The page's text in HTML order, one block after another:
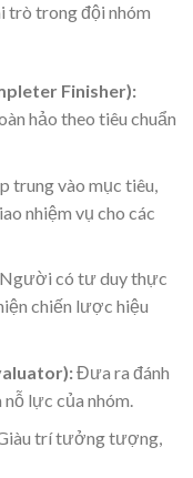
trò trong đội nhóm
Finisher):
hảo theo tiêu chuẩn
trung vào mục tiêu,
nhiệm vụ cho các
có tư duy thực
chiến lược hiệu
Đưa ra đánh
lực của nhóm.
trí tưởng tượng,